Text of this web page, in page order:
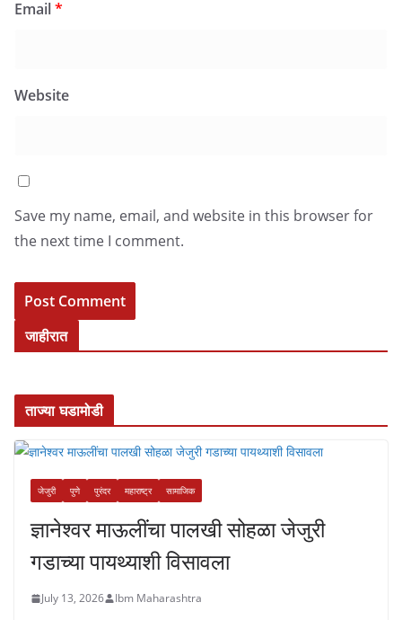
Email*
Website
Save my name, email, and website in this browser for
the next time I comment.
जाहीरात
ताज्या घडामोडी
जेजुरी पुणे पुरंदर महाराष्ट्र सामाजिक
ज्ञानेश्वर माऊलींचा पालखी सोहळा जेजुरी
गडाच्या पायथ्याशी विसावला
July 13, 2026 Ibm Maharashtra